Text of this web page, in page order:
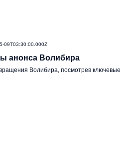
09T03:30:00.000Z
анонса Волибира
Волибира, посмотрев ключевые